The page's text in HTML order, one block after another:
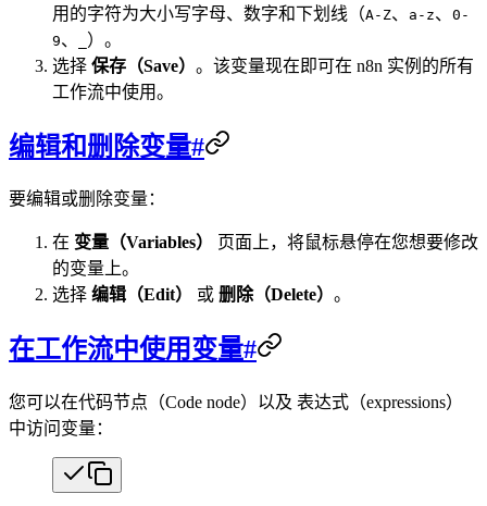
用的字符为大小写字母、数字和下划线（A-Z、 a-z、 0-
9、
）。
选择 保存（Save） 。该变量现在即可在 n8n 实例的所有
工作流中使用。
编辑和删除变量#
要编辑或删除变量：
在 变量（Variables）
页面上，将鼠标悬停在您想要修改
的变量上。
选择 编辑（Edit） 或 删除（Delete） 。
在工作流中使用变量#
您可以在代码节点（Code node）以及 表达式（expressions）
中访问变量：